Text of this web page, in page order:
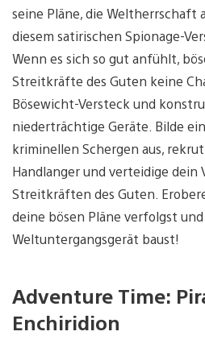
seine Pläne, die Weltherrschaft
diesem satirischen Spionage-
Wenn es sich so gut anfühlt,
Streitkräfte des Guten keine
Bösewicht-Versteck und
niederträchtige Geräte. Bilde
kriminellen Schergen aus,
Handlanger und verteidige dein
Streitkräften des Guten.
deine bösen Pläne verfolgst
Weltuntergangsgerät baust!
Adventure Time:
Enchiridion